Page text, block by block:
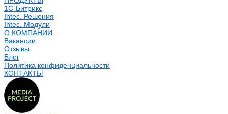
1С-Битрикс
Intec. Решения
Intec. Модули
О КОМПАНИИ
Вакансии
Отзывы
Блог
Политика конфиденциальности
КОНТАКТЫ